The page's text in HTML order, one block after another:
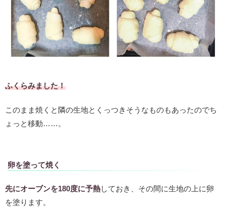
ふくらみました！
このまま焼くと隣の生地とくっつきそうなものもあったのでち
ょっと移動……。
卵を塗って焼く
先にオーブンを180度に予熱しておき、その間に生地の上に卵
を塗ります。